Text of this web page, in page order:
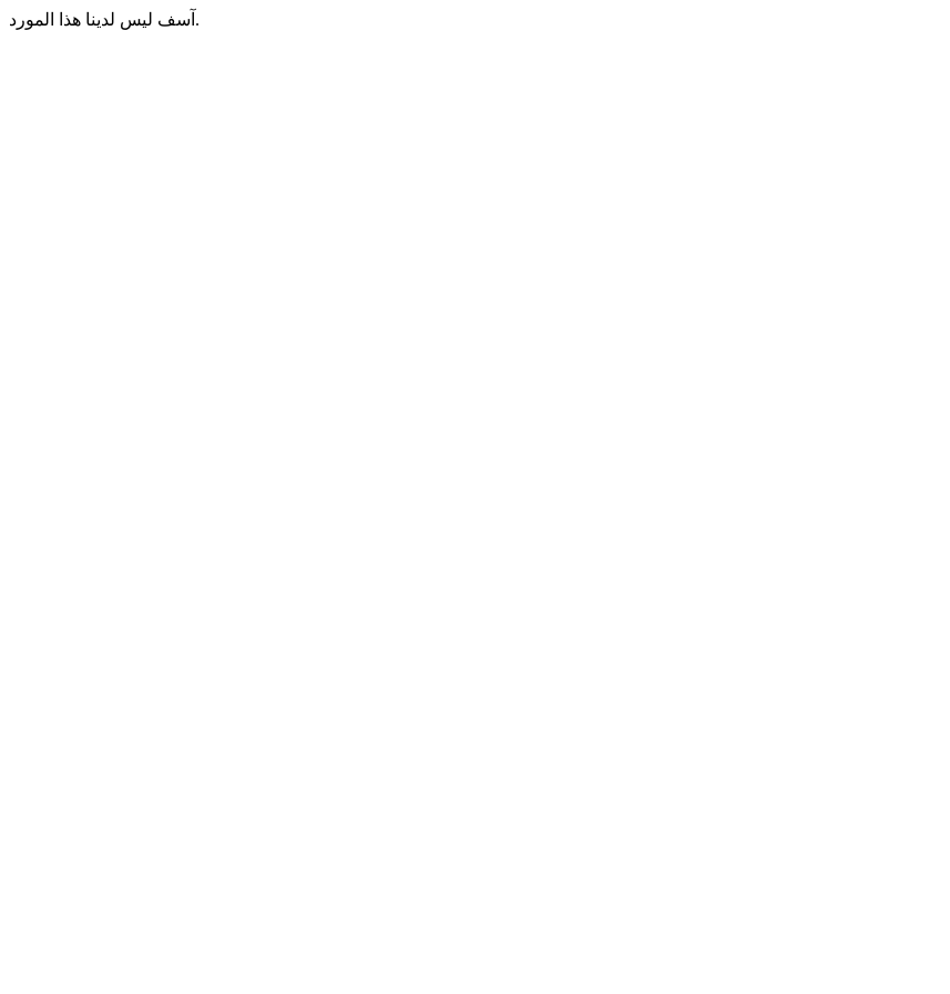
آسف ليس لدينا هذا المورد.